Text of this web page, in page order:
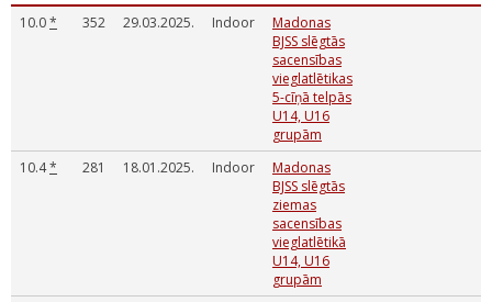
10.0* 352 29.03.2025. Indoor
Madonas
BJSS slēgtās
sacensības
vieglatlētikas
5-cīņā telpās
U14, U16
grupām
10.4* 281 18.01.2025. Indoor
Madonas
BJSS slēgtās
ziemas
sacensības
vieglatlētikā
U14, U16
grupām